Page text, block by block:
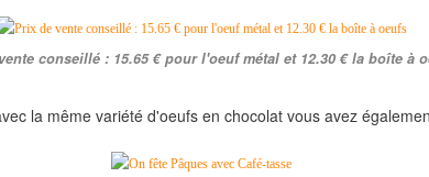
conseillé : 15.65 € pour l'oeuf métal et 12.30 € la boîte à
la même variété d'oeufs en chocolat vous avez